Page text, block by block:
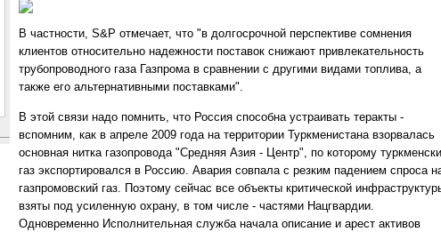
В частности, S&P отмечает, что "в долгосрочной перспективе сомнения
клиентов относительно надежности поставок снижают привлекательность
трубопроводного газа Газпрома в сравнении с другими видами топлива, а
также его альтернативными поставками".
В этой связи надо помнить, что Россия способна устраивать теракты -
вспомним, как в апреле 2009 года на территории Туркменистана взорвалась
основная нитка газопровода "Средняя Азия - Центр", по которому
газ экспортировался в Россию. Авария совпала с резким падением спроса
газпромовский газ. Поэтому сейчас все объекты критической
взяты под усиленную охрану, в том числе - частями Нацгвардии.
Одновременно Исполнительная служба начала описание и арест активов